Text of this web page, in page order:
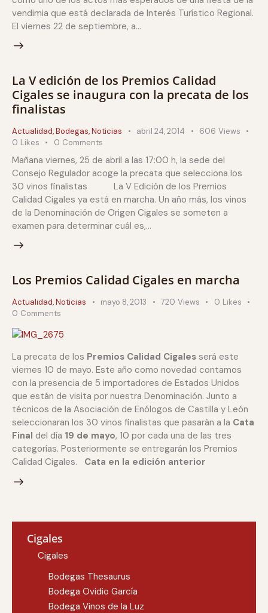
vendimia que está declarada de Interés Turístico Regional.
El viernes 22 de septiembre, a…
La V edición de los Premios Calidad
Cigales se inaugura con la precata de los
finalistas
Actualidad,Bodegas,Noticias abril 24, 2014 606 Views
0 Likes 0 Comments
Mañana viernes, 25 de abril a las 17:00 h, la sede del
Consejo Regulador acoge la precata que selecciona los
30 vinos finalistas La V Edición de los Premios
Calidad Cigales ya está en marcha. Un año más, los vinos
de la Denominación de Origen Cigales se someten a
examen para determinar cuál es,…
Los Premios Calidad Cigales en marcha
Actualidad,Noticias mayo 8, 2013 720 Views 0 Likes
0 Comments
La precata de los Premios Calidad Cigales será este
viernes 10 de mayo. Este año como novedad contamos
con la presencia de 5 importadores de Estados Unidos
que están de visita por nuestra Denominación. Junto a
técnicos de la Asociación de Enólogos de Castilla y León
seleccionaran los 30 vinos finalistas que pasarán a la Cata
Final del día 19 de mayo, 10 por cada una de las tres
categorías. Posteriormente se entregarán los Premios
Calidad Cigales. Cata en la edición anterior
Cigales
Cigales
Bodegas Thesaurus
Bodega Ovidio García
Bodega Vinos de la Luz